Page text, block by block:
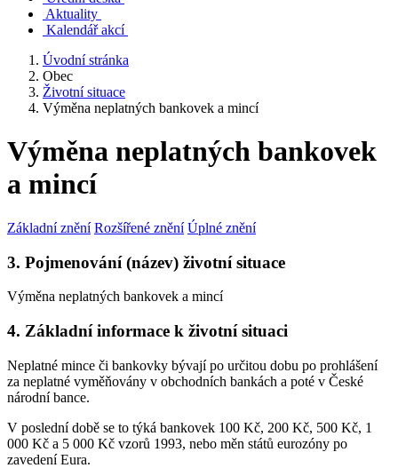
Aktuality
Kalendář akcí
Úvodní stránka
Obec
Životní situace
Výměna neplatných bankovek a mincí
Výměna neplatných bankovek
a mincí
Základní znění Rozšířené znění Úplné znění
3. Pojmenování (název) životní situace
Výměna neplatných bankovek a mincí
4. Základní informace k životní situaci
Neplatné mince či bankovky bývají po určitou dobu po prohlášení
za neplatné vyměňovány v obchodních bankách a poté v České
národní bance.
V poslední době se to týká bankovek 100 Kč, 200 Kč, 500 Kč, 1
000 Kč a 5 000 Kč vzorů 1993, nebo měn států eurozóny po
zavedení Eura.